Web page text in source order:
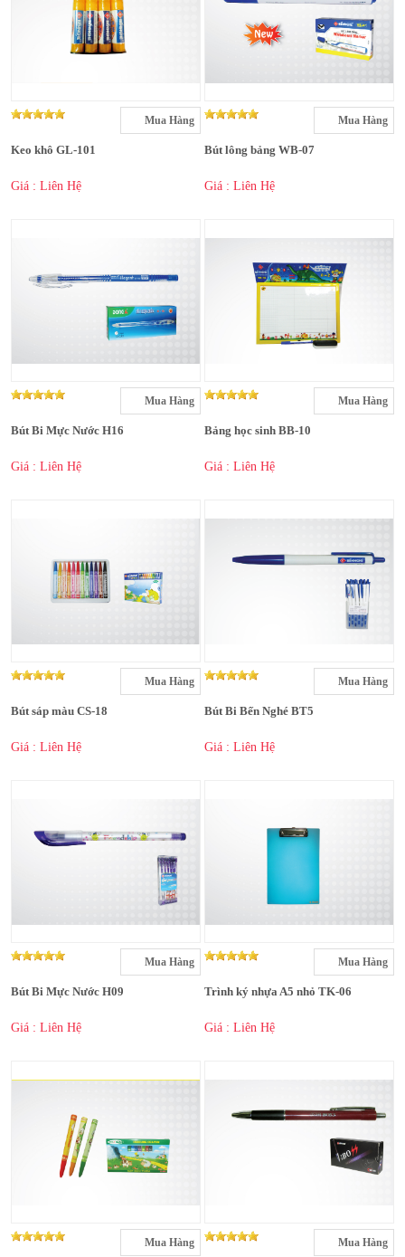
Mua Hàng
Keo khô GL-101
Giá : Liên Hệ
Mua Hàng
Bút lông bảng WB-07
Giá : Liên Hệ
Mua Hàng
Bút Bi Mực Nước H16
Giá : Liên Hệ
Mua Hàng
Bảng học sinh BB-10
Giá : Liên Hệ
Mua Hàng
Bút sáp màu CS-18
Giá : Liên Hệ
Mua Hàng
Bút Bi Bến Nghé BT5
Giá : Liên Hệ
Mua Hàng
Bút Bi Mực Nước H09
Giá : Liên Hệ
Mua Hàng
Trình ký nhựa A5 nhỏ TK-06
Giá : Liên Hệ
Mua Hàng Mua Hàng